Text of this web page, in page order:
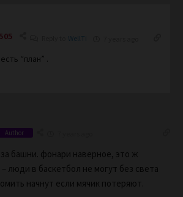
WellTi
“план” .
Author
за башни. фонари наверное, это ж
люди в баскетбол не могут без света
начнут если мячик потеряют.